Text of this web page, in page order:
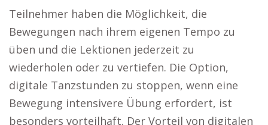
Teilnehmer haben die Möglichkeit, die
Bewegungen nach ihrem eigenen Tempo zu
üben und die Lektionen jederzeit zu
wiederholen oder zu vertiefen. Die Option,
digitale Tanzstunden zu stoppen, wenn eine
Bewegung intensivere Übung erfordert, ist
besonders vorteilhaft. Der Vorteil von digitalen